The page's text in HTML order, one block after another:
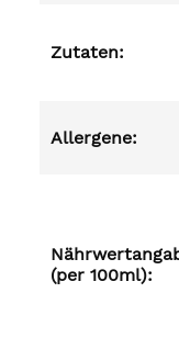
Zutaten:
Allergene:
(per 100ml):